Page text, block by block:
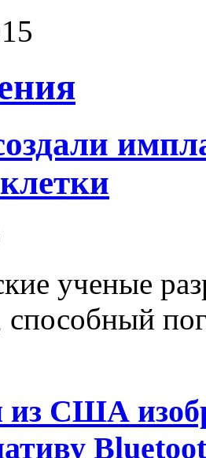
ученые
способный
США